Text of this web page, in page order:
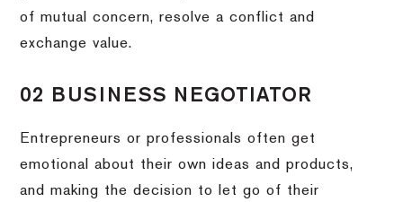
of mutual concern, resolve a conflict and
exchange value.
02 BUSINESS NEGOTIATOR
Entrepreneurs or professionals often get
emotional about their own ideas and products,
and making the decision to let go of their